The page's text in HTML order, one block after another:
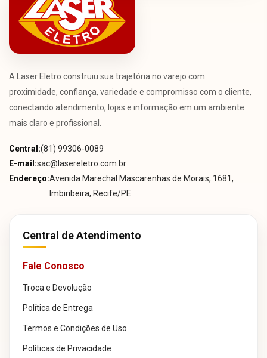
A Laser Eletro construiu sua trajetória no varejo com
proximidade, confiança, variedade e compromisso com o cliente,
conectando atendimento, lojas e informação em um ambiente
mais claro e profissional.
Central:(81) 99306-0089
E-mail:sac@lasereletro.com.br
Endereço:Avenida Marechal Mascarenhas de Morais, 1681,
Imbiribeira, Recife/PE
Central de Atendimento
Fale Conosco
Troca e Devolução
Política de Entrega
Termos e Condições de Uso
Políticas de Privacidade